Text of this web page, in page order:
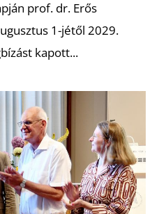
prof. dr. Erős
1-jétől 2029.
kapott...